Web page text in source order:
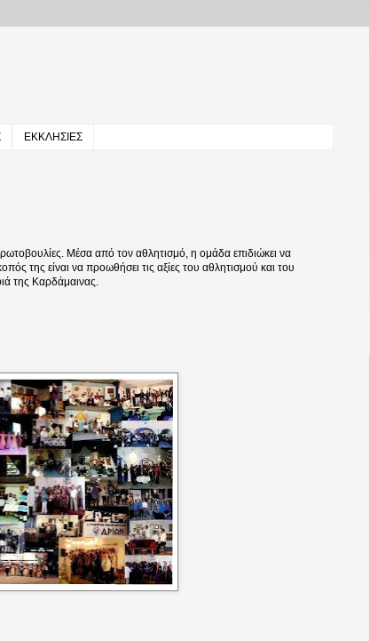
ΕΚΚΛΗΣΙΕΣ
Μέσα από τον αθλητισμό, η ομάδα επιδιώκει να
της είναι να προωθήσει τις αξίες του αθλητισμού και του
της Καρδάμαινας.